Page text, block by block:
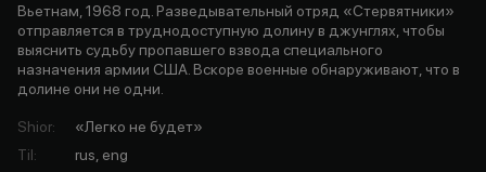
Вьетнам, 1968 год. Разведывательный отряд «Стервятники»
отправляется в труднодоступную долину в джунглях, чтобы
выяснить судьбу пропавшего взвода специального
назначения армии США. Вскоре военные обнаруживают, что в
долине они не одни.
Shior:
«Легко не будет»
Til:
rus, eng